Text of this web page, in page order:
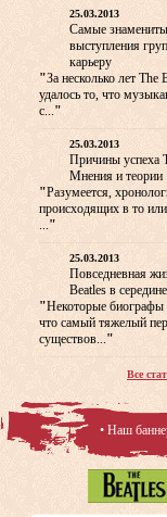
25.03.2013
Самые
выступления
карьеру
"За несколько лет The
удалось то, что
с..."
25.03.2013
Причины успеха
Мнения и теории
"Разумеется,
происходящих в то
..."
25.03.2013
Повседневная
Beatles в
"Некоторые биографы
что самый тяжелый
существов..."
Все
• Наш